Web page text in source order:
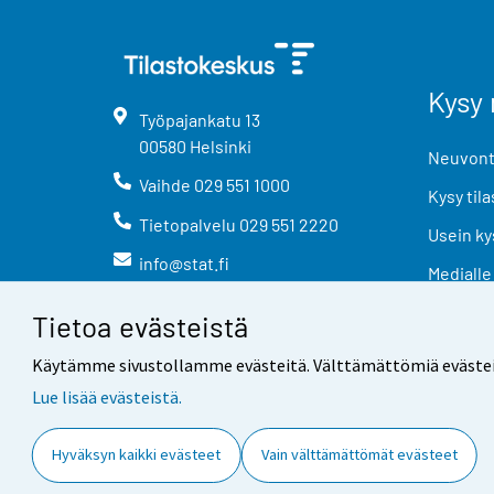
Tietoa evästeistä
Käytämme sivustollamme evästeitä. Välttämättömiä
Lue lisää evästeistä.
Hyväksyn kaikki evästeet Vain välttämättömät evästeet
Työpajankatu 13
00580 Helsinki
Vaihde 029 551 1000
Tietopalvelu 029 551 2220
info@stat.fi
Kysy
Usein
Medialle
Yhteystiedot Palaute